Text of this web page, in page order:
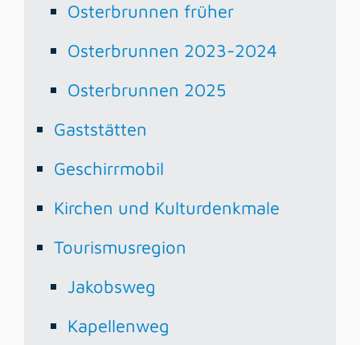
Osterbrunnen früher
Osterbrunnen 2023-2024
Osterbrunnen 2025
Gaststätten
Geschirrmobil
Kirchen und Kulturdenkmale
Tourismusregion
Jakobsweg
Kapellenweg